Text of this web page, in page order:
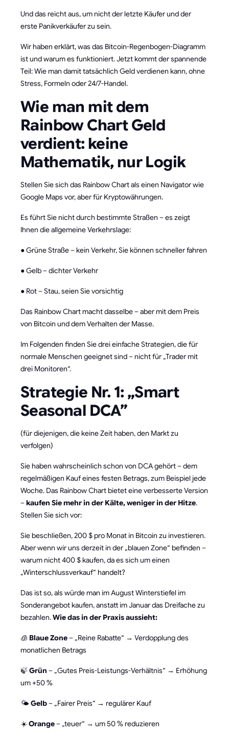
Und das reicht aus, um nicht der letzte Käufer und der
erste Panikverkäufer zu sein.
Wir haben erklärt, was das Bitcoin-Regenbogen-Diagramm
ist und warum es funktioniert. Jetzt kommt der spannende
Teil: Wie man damit tatsächlich Geld verdienen kann, ohne
Stress, Formeln oder 24/7-Handel.
Wie man mit dem
Rainbow Chart Geld
verdient: keine
Mathematik, nur Logik
Stellen Sie sich das Rainbow Chart als einen Navigator wie
Google Maps vor, aber für Kryptowährungen.
Es führt Sie nicht durch bestimmte Straßen – es zeigt
Ihnen die allgemeine Verkehrslage:
● Grüne Straße – kein Verkehr, Sie können schneller fahren
● Gelb – dichter Verkehr
● Rot – Stau, seien Sie vorsichtig
Das Rainbow Chart macht dasselbe – aber mit dem Preis
von Bitcoin und dem Verhalten der Masse.
Im Folgenden finden Sie drei einfache Strategien, die für
normale Menschen geeignet sind – nicht für „Trader mit
drei Monitoren“.
Strategie Nr. 1: „Smart
Seasonal DCA”
(für diejenigen, die keine Zeit haben, den Markt zu
verfolgen)
Sie haben wahrscheinlich schon von DCA gehört – dem
regelmäßigen Kauf eines festen Betrags, zum Beispiel jede
Woche. Das Rainbow Chart bietet eine verbesserte Version
–kaufen Sie mehr in der Kälte, weniger in der Hitze.
Stellen Sie sich vor:
Sie beschließen, 200 $ pro Monat in Bitcoin zu investieren.
Aber wenn wir uns derzeit in der „blauen Zone“ befinden –
warum nicht 400 $ kaufen, da es sich um einen
„Winterschlussverkauf“ handelt?
Das ist so, als würde man im August Winterstiefel im
Sonderangebot kaufen, anstatt im Januar das Dreifache zu
bezahlen.Wie das in der Praxis aussieht:
🧊 Blaue Zone– „Reine Rabatte“ → Verdopplung des
monatlichen Betrags
🍃Grün – „Gutes Preis-Leistungs-Verhältnis“ → Erhöhung
um +50 %
🌤 Gelb– „Fairer Preis“ → regulärer Kauf
☀️Orange– „teuer“ → um 50 % reduzieren